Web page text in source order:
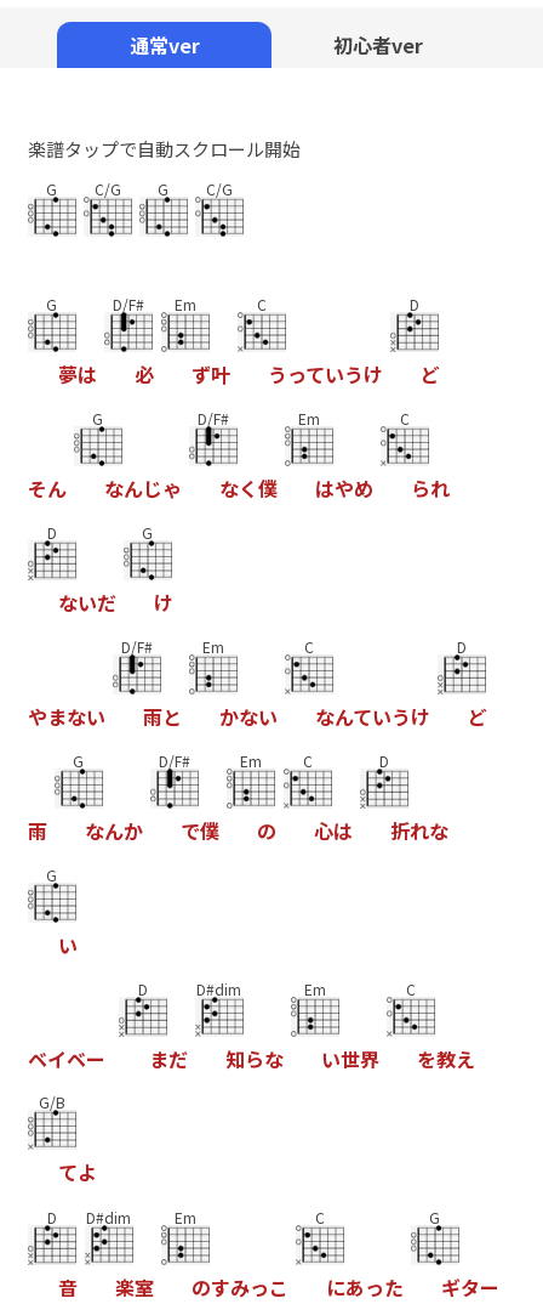
通常ver 初心者ver
楽譜タップで自動スクロール開始
G C/G G C/G
G
夢は
D/F#
必
Em
ず叶
C
う っていうけ
D
ど
そん
G
なんじゃ
D/F#
なく僕
Em
はやめ
C
られ
D
ないだ
G
け
やまない
D/F#
雨と
Em
かない
C
なんていうけ
D
ど
雨
G
なんか
D/F#
で僕
Em
の
C
心は
D
折れな
G
い
ベイベー
D
まだ
D#dim
知らな
Em
い世界
C
を教え
G/B
てよ
D
音
D#dim
楽室
Em
のすみっこ
C
にあった
G
ギター